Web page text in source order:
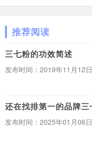
推荐阅读
三七粉的功效简述
发布时间：2019年11月12日
还在找排第一的品牌三
发布时间：2025年01月06日